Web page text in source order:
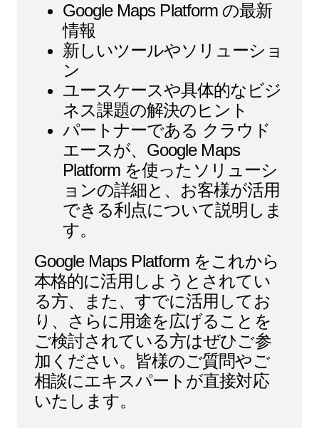
Google Maps Platform の最新
情報
新しいツールやソリューショ
ン
ユースケースや具体的なビジ
ネス課題の解決のヒント
パートナーである クラウド
エースが、Google Maps
Platform を使ったソリューシ
ョンの詳細と、お客様が活用
できる利点について説明しま
す。
Google Maps Platform をこれから
本格的に活用しようとされてい
る方、また、すでに活用してお
り、さらに用途を広げることを
ご検討されている方はぜひご参
加ください。皆様のご質問やご
相談にエキスパートが直接対応
いたします。